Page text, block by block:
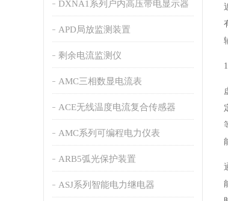
DXNA1系列户内高压带电显示器
APD局放监测装置
剩余电流监测仪
AMC三相数显电流表
ACE无线温度电流复合传感器
AMC系列可编程电力仪表
ARB5弧光保护装置
ASJ系列智能电力继电器